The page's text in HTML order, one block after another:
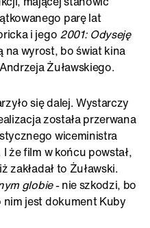
parę lat
i jego 2001: Odyseję
na wyrost, bo świat kina
Żuławskiego.
się dalej. Wystarczy
została przerwana
wiceministra
że film w końcu powstał,
zakładał to Żuławski.
globie- nie szkodzi, bo
jest dokument Kuby